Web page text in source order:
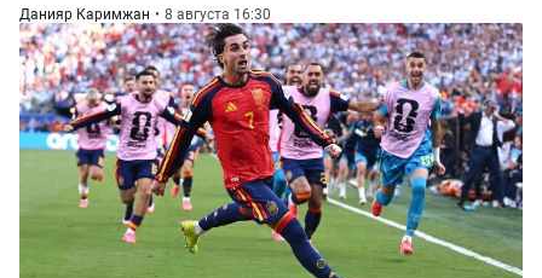
Данияр Каримжан 8 августа 16:30